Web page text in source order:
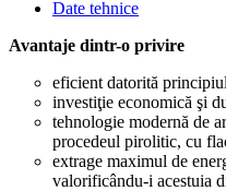
Date tehnice
Avantaje dintr-o privire
eficient datorită
investiţie economică şi
tehnologie modernă de
procedeul pirolitic, cu
extrage maximul de
valorificându-i acestuia